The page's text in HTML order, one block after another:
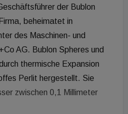
der Bublon
beheimatet in
des Maschinen- und
AG. Bublon Spheres und
thermische Expansion
Perlit hergestellt. Sie
zwischen 0,1 Millimeter